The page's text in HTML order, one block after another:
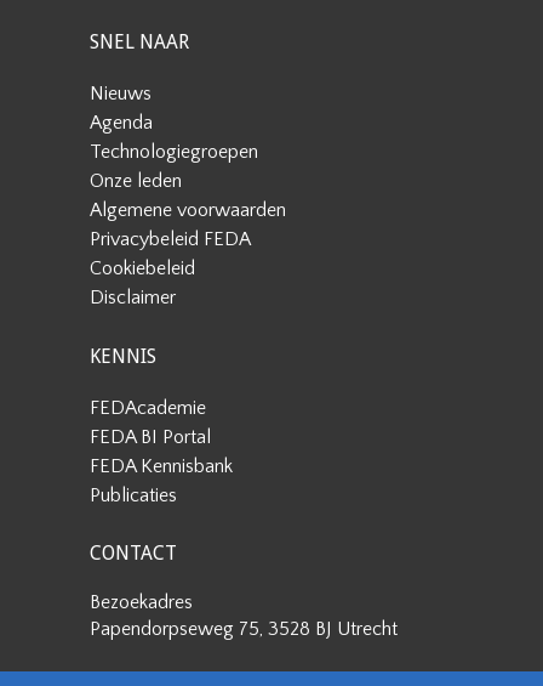
SNEL NAAR
Nieuws
Agenda
Technologiegroepen
Onze leden
Algemene voorwaarden
Privacybeleid FEDA
Cookiebeleid
Disclaimer
KENNIS
FEDAcademie
FEDA BI Portal
FEDA Kennisbank
Publicaties
CONTACT
Bezoekadres
Papendorpseweg 75, 3528 BJ Utrecht